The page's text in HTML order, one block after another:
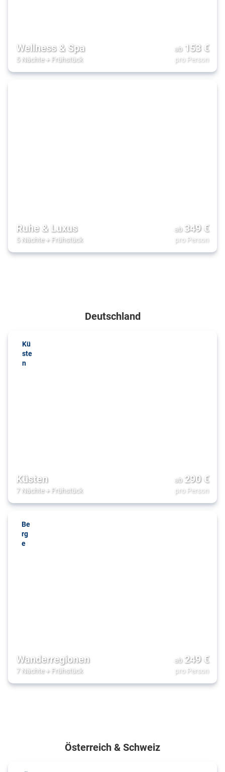
Wellness & Spa
5 Nächte+ Frühstück
ab 153€
pro Person
Ruhe & Luxus
5 Nächte+ Frühstück
ab 349€
pro Person
Deutschland
Kü
ste
n
Küsten
7 Nächte+ Frühstück
ab 290€
pro Person
Be
rg
e
Wanderregionen
7 Nächte+ Frühstück
ab 249€
pro Person
Österreich & Schweiz